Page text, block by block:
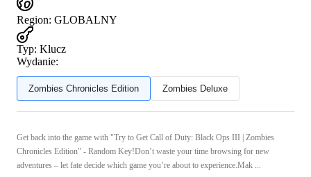
Region: GLOBALNY
Typ: Klucz
Wydanie:
Zombies Chronicles Edition Zombies Deluxe
Get back into the game with "Try to Get Call of Duty: Black Ops III | Zombies
Chronicles Edition" - Random Key!Don’t waste your time browsing for new
adventures – let fate decide which game you’re about to experience.Mak ...